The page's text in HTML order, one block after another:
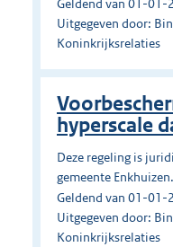
Geldend van 01-01-
Uitgegeven door:
Koninkrijksrelaties
hyperscale
Deze regeling is
gemeente Enkhuizen.
Geldend van 01-01-
Uitgegeven door:
Koninkrijksrelaties